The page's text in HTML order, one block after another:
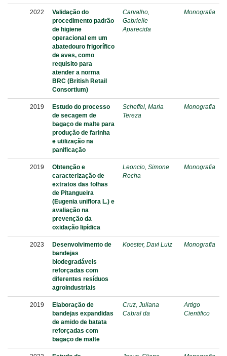
2022
Validação do
procedimento padrão
de higiene
operacional em um
abatedouro frigorífico
de aves, como
requisito para
atender a norma
BRC (British Retail
Consortium)
Carvalho,
Gabrielle
Aparecida
Monografia
2019
Estudo do processo
de secagem de
bagaço de malte para
produção de farinha
e utilização na
panificação
Scheffel, Maria
Tereza
Monografia
2019
Obtenção e
caracterização de
extratos das folhas
de Pitangueira
(Eugenia uniflora L.) e
avaliação na
prevenção da
oxidação lipídica
Leoncio, Simone
Rocha
Monografia
2023
Desenvolvimento de
bandejas
biodegradáveis
reforçadas com
diferentes resíduos
agroindustriais
Koester, Davi Luiz Monografia
2019
Elaboração de
bandejas expandidas
de amido de batata
reforçadas com
bagaço de malte
Cruz, Juliana
Cabral da
Artigo
Cientifico